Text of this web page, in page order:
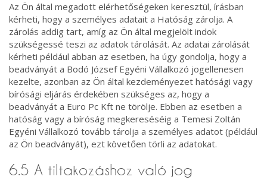
Az Ön által megadott elérhetőségeken keresztül, írásban
kérheti, hogy a személyes adatait a Hatóság zárolja. A
zárolás addig tart, amíg az Ön által megjelölt indok
szükségessé teszi az adatok tárolását. Az adatai zárolását
kérheti például abban az esetben, ha úgy gondolja, hogy a
beadványát a Bodó József Egyéni Vállalkozó jogellenesen
kezelte, azonban az Ön által kezdeményezet hatósági vagy
bírósági eljárás érdekében szükséges az, hogy a
beadványát a Euro Pc Kft ne törölje. Ebben az esetben a
hatóság vagy a bíróság megkereséséig a Temesi Zoltán
Egyéni Vállalkozó tovább tárolja a személyes adatot (például
az Ön beadványát), ezt követően törli az adatokat.
6.5 A tiltakozáshoz való jog